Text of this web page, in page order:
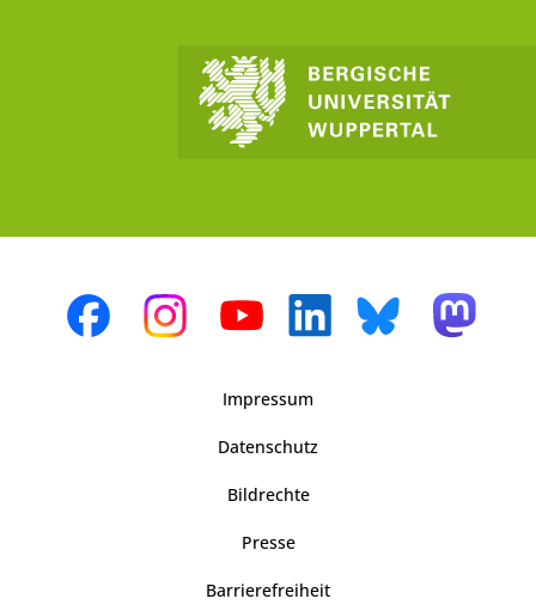
Impressum
Datenschutz
Bildrechte
Presse
Barrierefreiheit